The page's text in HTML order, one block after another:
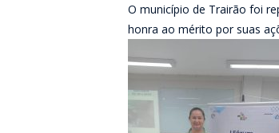
O município de Trairão foi
honra ao mérito por suas